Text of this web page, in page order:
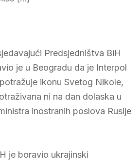
Predsjedništva BiH
je u Beogradu da je Interpol
ikonu Svetog Nikole,
ni na dan dolaska u
inostranih poslova Rusije
je boravio ukrajinski